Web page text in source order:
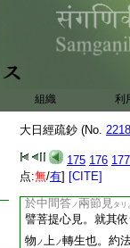
組織 利
大日經疏鈔 (No.
175 176 177
点:無/有] [CITE]
度此三妄執。即一
師大日經開題御釋
尚有細垢
ノ
麁細義作次第釋 ヲ可
ノ 御釋。可准知之
御釋可見歟。一。
念念相續故云爾歟
於中間答 ノ 兩節見 タリ
譬菩提心見。就其
物 ノ上ノ轉生也。約